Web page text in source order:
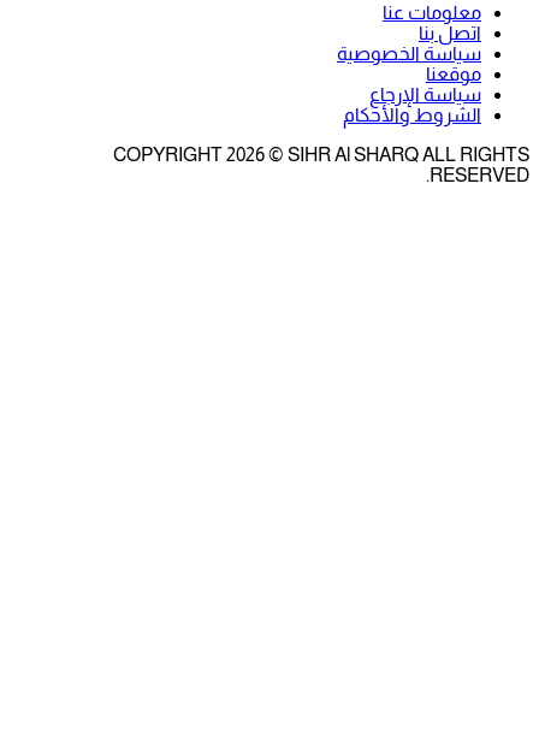
معلومات عنا
اتصل بنا
سياسة الخصوصية
موقعنا
سياسة الإرجاع
الشروط والأحكام
COPYRIGHT 2026 © SIHR Al SHARQ ALL RIGHTS
RESERVED.